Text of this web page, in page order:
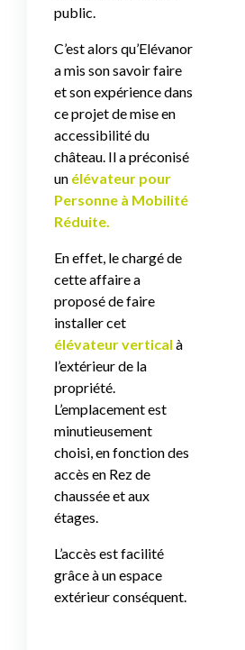
public.
C’est alors qu’Elévanor
a mis son savoir faire
et son expérience dans
ce projet de mise en
accessibilité du
château. Il a préconisé
un élévateur pour
Personne à Mobilité
Réduite.
En effet, le chargé de
cette affaire a
proposé de faire
installer cet
élévateur vertical à
l’extérieur de la
propriété.
L’emplacement est
minutieusement
choisi, en fonction des
accès en Rez de
chaussée et aux
étages.
L’accès est facilité
grâce à un espace
extérieur conséquent.